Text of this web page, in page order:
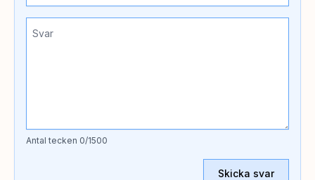
Antal tecken 0/1500
Skicka svar